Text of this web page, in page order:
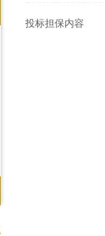
投标担保内容